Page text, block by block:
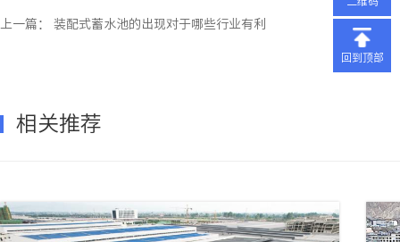
上一篇： 装配式蓄水池的出现对于哪些行业有利
相关推荐
回到顶部